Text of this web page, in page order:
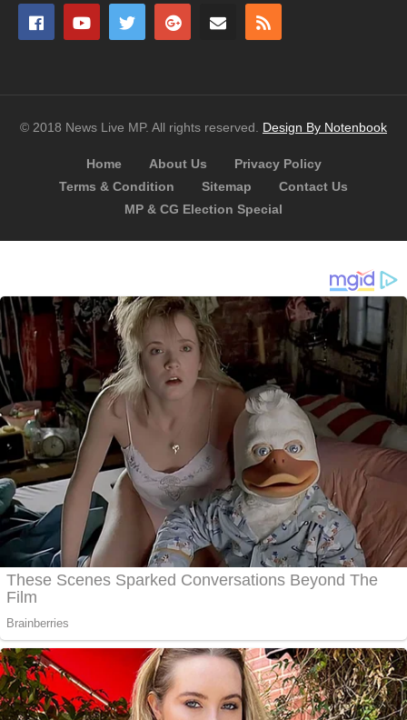
© 2018 News Live MP. All rights reserved. Design By Notenbook
Home About Us
Privacy Policy
Terms & Condition
Sitemap
Contact Us
MP & CG Election Special